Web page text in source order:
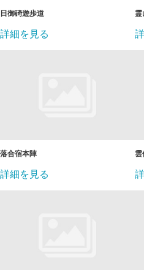
日御碕遊歩道
詳細を見る
霊
落合宿本陣
詳細を見る